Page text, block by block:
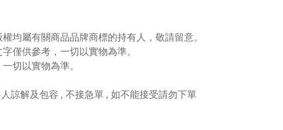
均屬有關商品品牌商標的持有人，敬請留意。
僅供參考，一切以實物為準。
切以實物為準。
諒解及包容 , 不接急單 , 如不能接受請勿下單